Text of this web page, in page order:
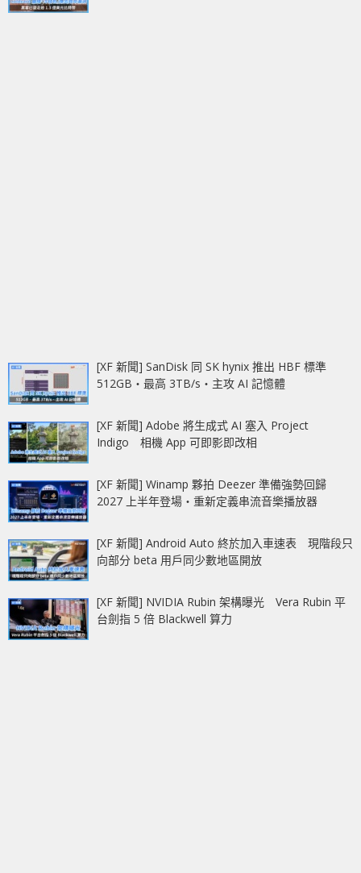
[XF 新聞] SanDisk 同 SK hynix 推出 HBF 標準
512GB‧最高 3TB/s‧主攻 AI 記憶體
[XF 新聞] Adobe 將生成式 AI 塞入 Project
Indigo 相機 App 可即影即改相
[XF 新聞] Winamp 夥拍 Deezer 準備強勢回歸
2027 上半年登場‧重新定義串流音樂播放器
[XF 新聞] Android Auto 終於加入車速表 現階段只
向部分 beta 用戶同少數地區開放
[XF 新聞] NVIDIA Rubin 架構曝光 Vera Rubin 平
台劍指 5 倍 Blackwell 算力